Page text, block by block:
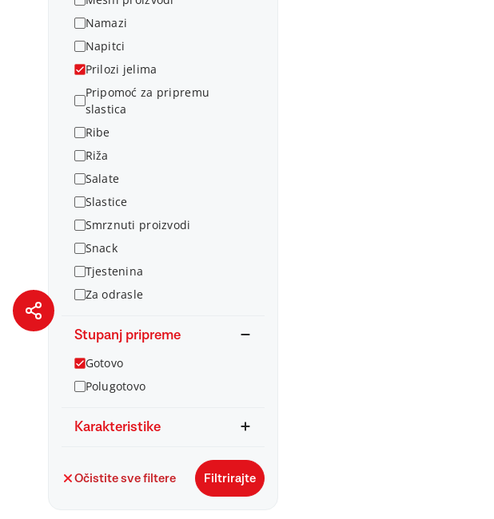
Namazi
Napitci
Prilozi jelima
Pripomoć za pripremu
slastica
Ribe
Riža
Salate
Slastice
Smrznuti proizvodi
Snack
Tjestenina
Za odrasle
Stupanj pripreme
Gotovo
Polugotovo
Karakteristike
Očistite sve filtere Filtrirajte